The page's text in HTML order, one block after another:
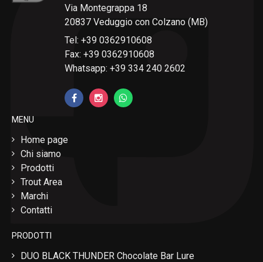
Via Montegrappa 18
20837 Veduggio con Colzano (MB)
Tel: +39 0362910608
Fax: +39 0362910608
Whatsapp: +39 334 240 2602
MENU
Home page
Chi siamo
Prodotti
Trout Area
Marchi
Contatti
PRODOTTI
DUO BLACK THUNDER Chocolate Bar Lure